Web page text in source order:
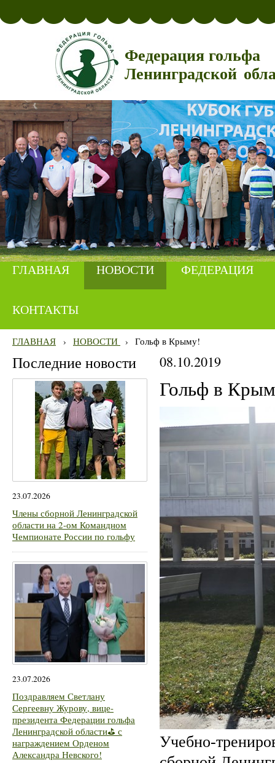
Федерация гольфа
Ленинградской
ГЛАВНАЯ НОВОСТИ ФЕДЕРАЦИЯ
КОНТАКТЫ
ГЛАВНАЯ › НОВОСТИ › Гольф в Крыму!
Последние новости
23.07.2026
Члены сборной Ленинградской
области на 2-ом Командном
Чемпионате России по гольфу
23.07.2026
Поздравляем Светлану
Сергеевну Журову, вице-
президента Федерации гольфа
Ленинградской области⛳ с
награждением Орденом
Александра Невского!
08.10.2019
Гольф в
Учебно-